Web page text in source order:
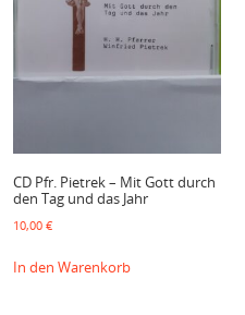
CD Pfr. Pietrek – Mit Gott durch
den Tag und das Jahr
10,00€
In den Warenkorb